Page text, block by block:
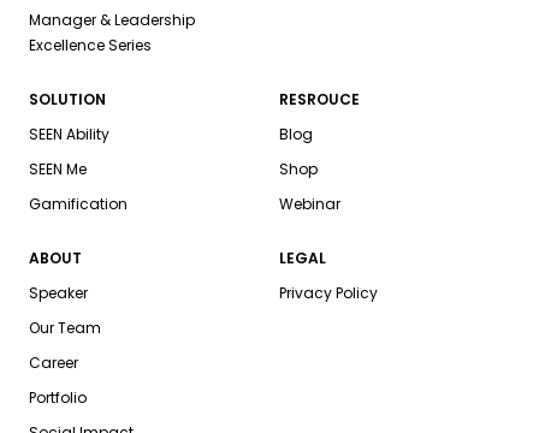
Manager & Leadership
Excellence Series
SOLUTION
SEEN Ability
SEEN Me
Gamification
RESROUCE
Blog
Shop
Webinar
ABOUT
Speaker
Our Team
Career
Portfolio
LEGAL
Privacy Policy